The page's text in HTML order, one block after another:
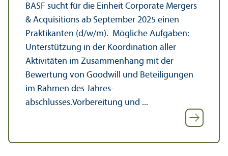
BASF sucht für die Einheit Corporate Mergers
& Acquisitions ab September 2025 einen
Praktikanten (d/w/m). Mögliche Aufgaben:
Unter­stützung in der Koordination aller
Aktivitäten im Zusammenhang mit der
Bewertung von Goodwill und Beteiligungen
im Rahmen des Jahres­
abschlusses.Vorbereitung und ...